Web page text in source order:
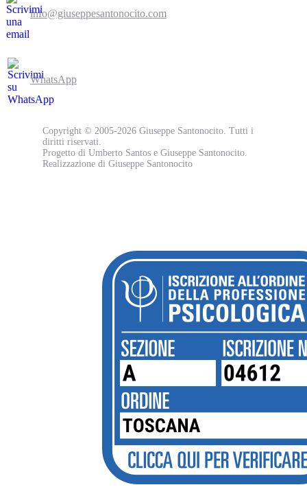
info@giuseppesantonocito.com
WhatsApp
Copyright © 2005-2026 Giuseppe Santonocito. Tutti i
diritti riservati.
Progetto di Umberto Santos e Giuseppe Santonocito.
Realizzazione di Giuseppe Santonocito